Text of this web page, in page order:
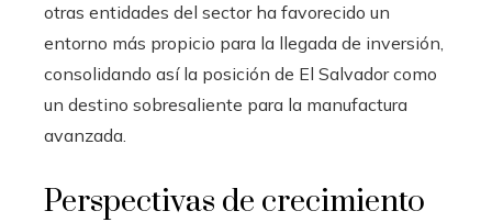
otras entidades del sector ha favorecido un
entorno más propicio para la llegada de inversión,
consolidando así la posición de El Salvador como
un destino sobresaliente para la manufactura
avanzada.
Perspectivas de crecimiento